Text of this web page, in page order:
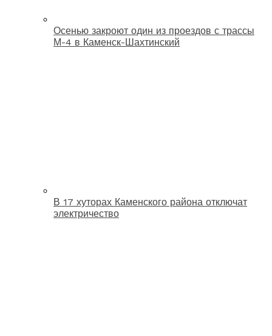
Осенью закроют один из проездов с трассы
М-4 в Каменск-Шахтинский
В 17 хуторах Каменского района отключат
электричество